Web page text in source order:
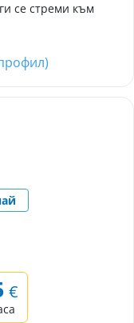
се стреми към
€